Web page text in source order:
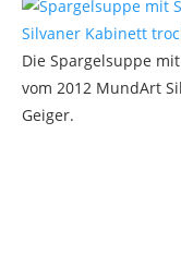
Die Spargelsuppe
vom 2012 MundArt
Geiger.